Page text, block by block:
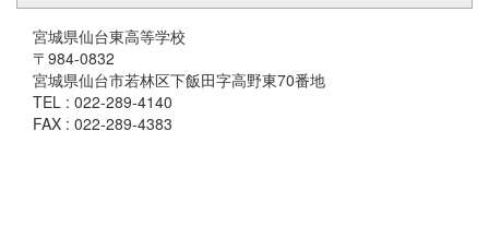
宮城県仙台東高等学校
〒984-0832
宮城県仙台市若林区下飯田字高野東70番地
TEL : 022-289-4140
FAX : 022-289-4383